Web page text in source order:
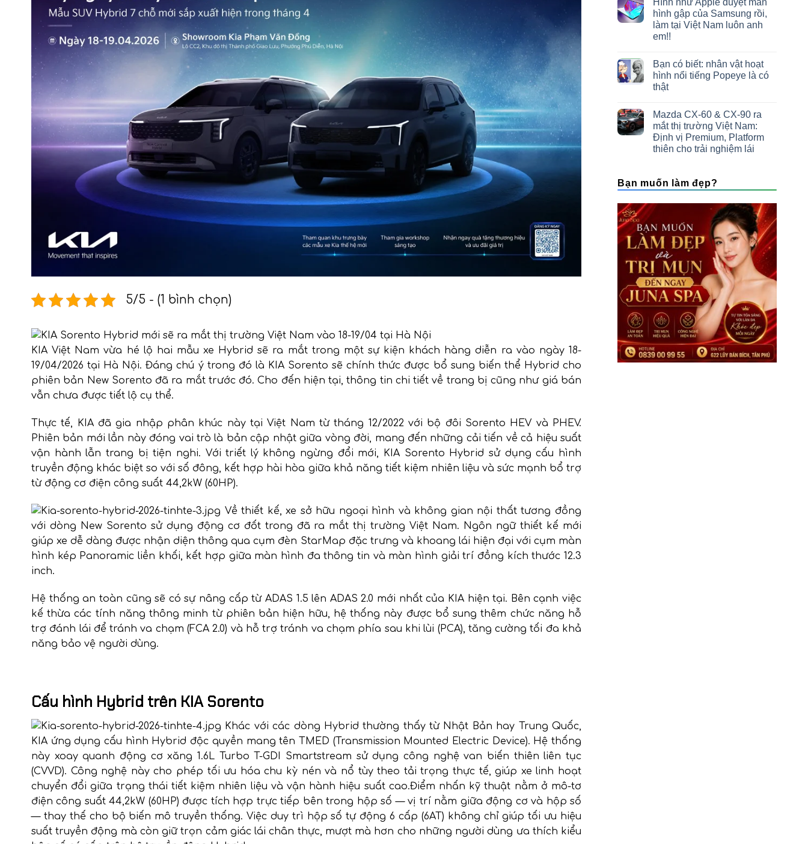
5/5 - (1 bình chọn)
KIA Việt Nam vừa hé lộ hai mẫu xe Hybrid sẽ ra mắt trong một sự kiện khách hàng diễn ra vào ngày 18-
19/04/2026 tại Hà Nội. Đáng chú ý trong đó là KIA Sorento sẽ chính thức được bổ sung biến thể Hybrid cho
phiên bản New Sorento đã ra mắt trước đó. Cho đến hiện tại, thông tin chi tiết về trang bị cũng như giá bán
vẫn chưa được tiết lộ cụ thể.
Thực tế, KIA đã gia nhập phân khúc này tại Việt Nam từ tháng 12/2022 với bộ đôi Sorento HEV và PHEV.
Phiên bản mới lần này đóng vai trò là bản cập nhật giữa vòng đời, mang đến những cải tiến về cả hiệu suất
vận hành lẫn trang bị tiện nghi. Với triết lý không ngừng đổi mới, KIA Sorento Hybrid sử dụng cấu hình
truyền động khác biệt so với số đông, kết hợp hài hòa giữa khả năng tiết kiệm nhiên liệu và sức mạnh bổ trợ
từ động cơ điện công suất 44,2kW (60HP).
Về thiết kế, xe sở hữu ngoại hình và không gian nội thất tương đồng
với dòng New Sorento sử dụng động cơ đốt trong đã ra mắt thị trường Việt Nam. Ngôn ngữ thiết kế mới
giúp xe dễ dàng được nhận diện thông qua cụm đèn StarMap đặc trưng và khoang lái hiện đại với cụm màn
hình kép Panoramic liền khối, kết hợp giữa màn hình đa thông tin và màn hình giải trí đồng kích thước 12.3
inch.
Hệ thống an toàn cũng sẽ có sự nâng cấp từ ADAS 1.5 lên ADAS 2.0 mới nhất của KIA hiện tại. Bên cạnh việc
kế thừa các tính năng thông minh từ phiên bản hiện hữu, hệ thống này được bổ sung thêm chức năng hỗ
trợ đánh lái để tránh va chạm (FCA 2.0) và hỗ trợ tránh va chạm phía sau khi lùi (PCA), tăng cường tối đa khả
năng bảo vệ người dùng.
Cấu hình Hybrid trên KIA Sorento
Khác với các dòng Hybrid thường thấy từ Nhật Bản hay Trung Quốc,
KIA ứng dụng cấu hình Hybrid độc quyền mang tên TMED (Transmission Mounted Electric Device). Hệ thống
này xoay quanh động cơ xăng 1.6L Turbo T-GDI Smartstream sử dụng công nghệ van biến thiên liên tục
(CVVD). Công nghệ này cho phép tối ưu hóa chu kỳ nén và nổ tùy theo tải trọng thực tế, giúp xe linh hoạt
chuyển đổi giữa trạng thái tiết kiệm nhiên liệu và vận hành hiệu suất cao.Điểm nhấn kỹ thuật nằm ở mô-tơ
điện công suất 44,2kW (60HP) được tích hợp trực tiếp bên trong hộp số — vị trí nằm giữa động cơ và hộp số
— thay thế cho bộ biến mô truyền thống. Việc duy trì hộp số tự động 6 cấp (6AT) không chỉ giúp tối ưu hiệu
suất truyền động mà còn giữ trọn cảm giác lái chân thực, mượt mà hơn cho những người dùng ưa thích kiểu
Hình như Apple duyệt màn
hình gập của Samsung rồi,
làm tại Việt Nam luôn anh
em!!
Bạn có biết: nhân vật hoạt
hình nổi tiếng Popeye là có
thật
Mazda CX-60 & CX-90 ra
mắt thị trường Việt Nam:
Định vị Premium, Platform
thiên cho trải nghiệm lái
Bạn muốn làm đẹp?